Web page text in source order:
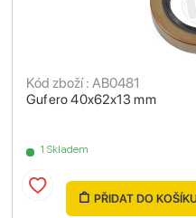
Gufero 40x62x13 mm
Kód zboží : AB0481
1 Skladem
PŘIDAT DO